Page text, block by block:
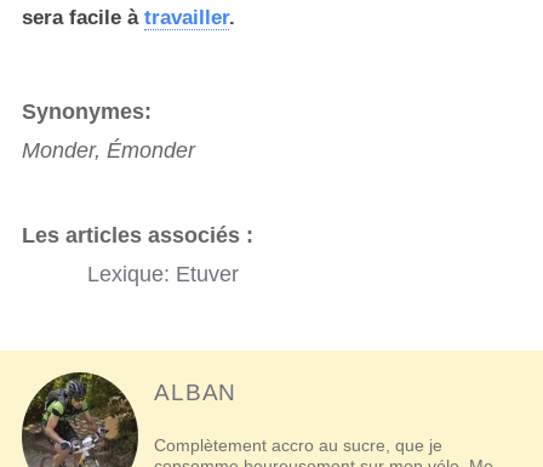
sera facile à travailler.
Synonymes:
Monder, Émonder
Les articles associés :
Lexique: Etuver
ALBAN
Complètement accro au sucre, que je